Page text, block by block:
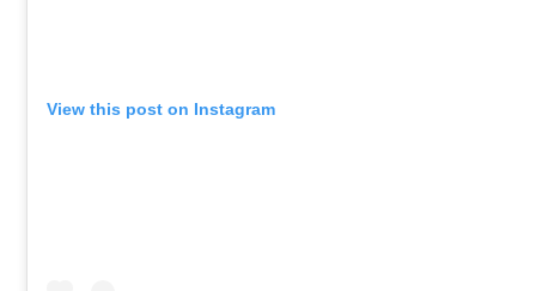
View this post on Instagram